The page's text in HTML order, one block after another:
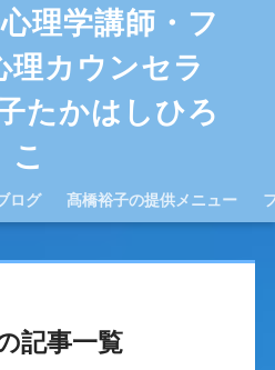
理学講師・フ
理カウンセラ
たかはしひろ
こ
ログ 髙橋裕子の提供メニュー
記事一覧